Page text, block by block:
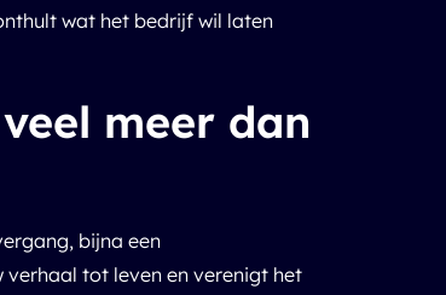
wat het bedrijf wil laten
meer dan
bijna een
tot leven en verenigt het